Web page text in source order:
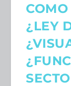
¿LEY